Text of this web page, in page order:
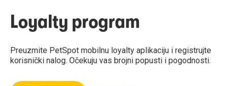
Loyalty program
Preuzmite PetSpot mobilnu loyalty aplikaciju i registrujte
korisnički nalog. Očekuju vas brojni popusti i pogodnosti.